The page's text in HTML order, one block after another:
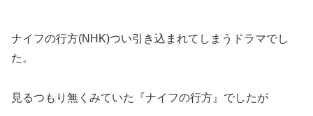
ナイフの行方(NHK)つい引き込まれてしまうドラマでし
た。
見るつもり無くみていた『ナイフの行方』でしたが